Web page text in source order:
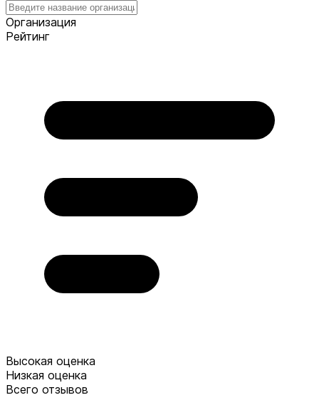
Организация
Рейтинг
Высокая оценка
Низкая оценка
Всего отзывов